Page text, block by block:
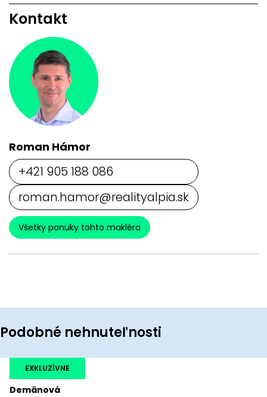
Kontakt
Roman Hámor
+421 905 188 086
roman.hamor@realityalpia.sk
Všetky ponuky tohto makléra
Podobné nehnuteľnosti
Demänová
EXKLUZÍVNE